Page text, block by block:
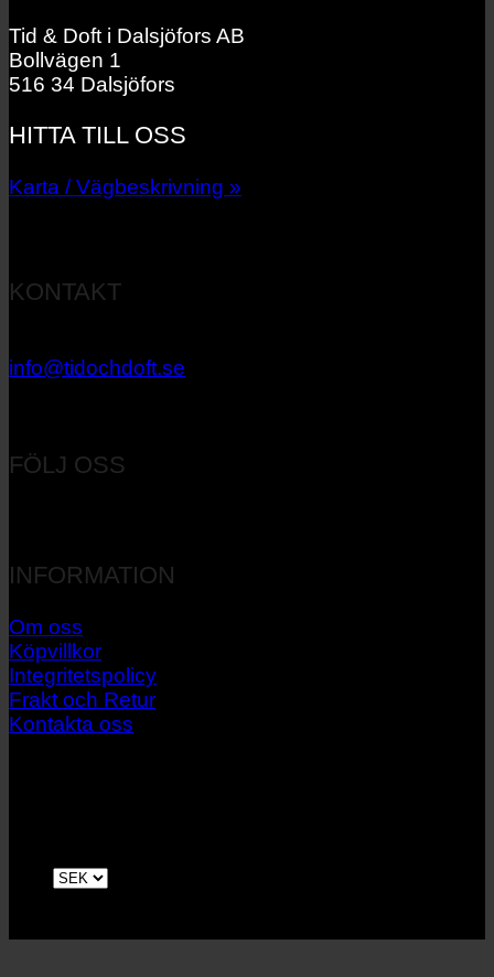
Tid & Doft i Dalsjöfors AB
Bollvägen 1
516 34 Dalsjöfors
HITTA TILL OSS
Karta / Vägbeskrivning »
KONTAKT
info@tidochdoft.se
FÖLJ OSS
INFORMATION
Om oss
Köpvillkor
Integritetspolicy
Frakt och Retur
Kontakta oss